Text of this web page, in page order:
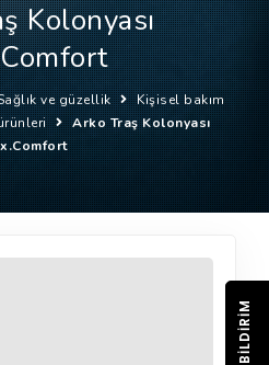
Kolonyası
ve güzellik
Kişisel bakım
Arko Traş Kolonyası
BILDIRIM